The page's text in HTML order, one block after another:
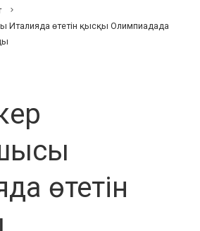
Италияда өтетін қысқы Олимпиадада
өтетін